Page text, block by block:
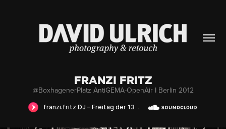
FRANZI FRITZ
@BoxhagenerPlatz AntiGEMA-OpenAir I Berlin 2012